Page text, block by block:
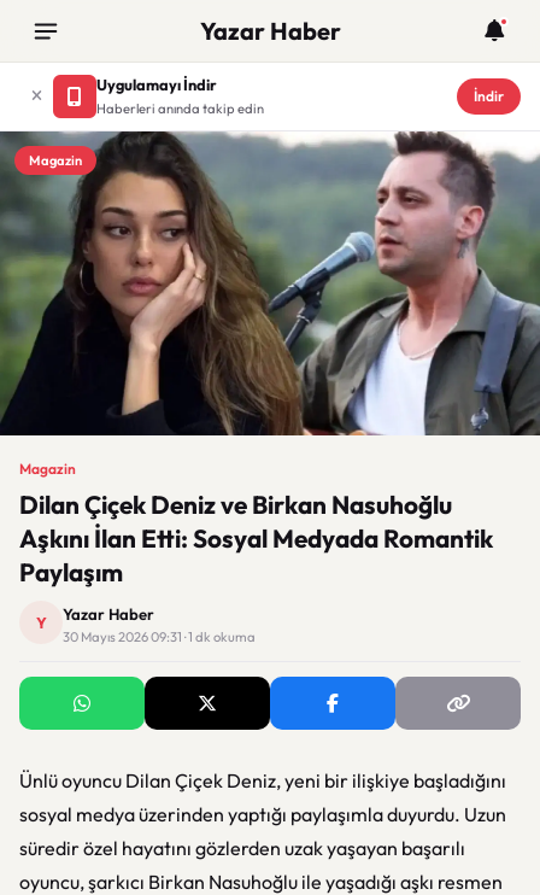
Yazar Haber
Uygulamayı İndir
Haberleri anında takip edin
İndir
Magazin
Magazin
Dilan Çiçek Deniz ve Birkan Nasuhoğlu
Aşkını İlan Etti: Sosyal Medyada Romantik
Paylaşım
Y Yazar Haber
30 Mayıs 2026 09:31 · 1 dk okuma
Ünlü oyuncu Dilan Çiçek Deniz, yeni bir ilişkiye başladığını
sosyal medya üzerinden yaptığı paylaşımla duyurdu. Uzun
süredir özel hayatını gözlerden uzak yaşayan başarılı
oyuncu, şarkıcı Birkan Nasuhoğlu ile yaşadığı aşkı resmen